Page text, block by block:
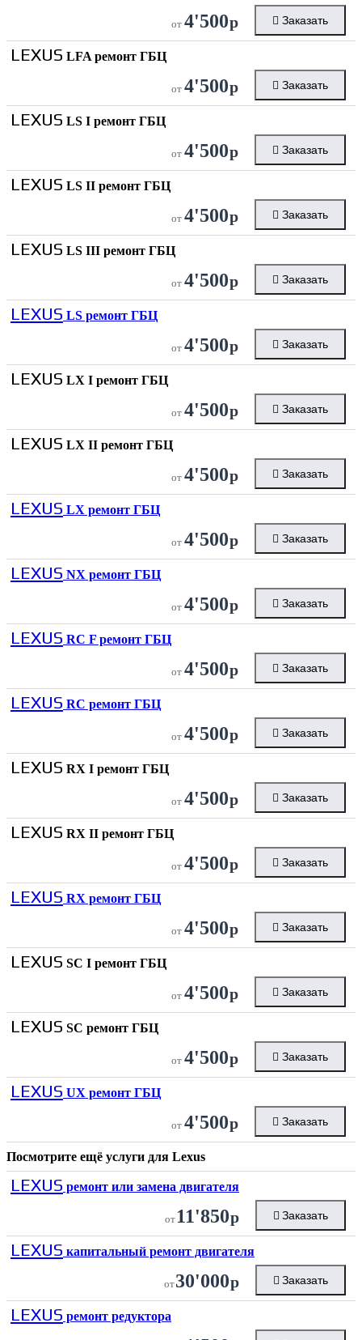
от 4'500р Заказать
LEXUS LFA ремонт ГБЦ
от 4'500р Заказать
LEXUS LS I ремонт ГБЦ
от 4'500р Заказать
LEXUS LS II ремонт ГБЦ
от 4'500р Заказать
LEXUS LS III ремонт ГБЦ
от 4'500р Заказать
LEXUS LS ремонт ГБЦ
от 4'500р Заказать
LEXUS LX I ремонт ГБЦ
от 4'500р Заказать
LEXUS LX II ремонт ГБЦ
от 4'500р Заказать
LEXUS LX ремонт ГБЦ
от 4'500р Заказать
LEXUS NX ремонт ГБЦ
от 4'500р Заказать
LEXUS RC F ремонт ГБЦ
от 4'500р Заказать
LEXUS RC ремонт ГБЦ
от 4'500р Заказать
LEXUS RX I ремонт ГБЦ
от 4'500р Заказать
LEXUS RX II ремонт ГБЦ
от 4'500р Заказать
LEXUS RX ремонт ГБЦ
от 4'500р Заказать
LEXUS SC I ремонт ГБЦ
от 4'500р Заказать
LEXUS SC ремонт ГБЦ
от 4'500р Заказать
LEXUS UX ремонт ГБЦ
от 4'500р Заказать
Посмотрите ещё услуги для Lexus
LEXUS ремонт или замена двигателя
от 11'850р Заказать
LEXUS капитальный ремонт двигателя
от30'000р Заказать
LEXUS ремонт редуктора